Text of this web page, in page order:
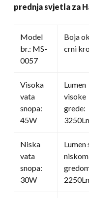
prednja svjetla za
Model
br.: MS-
0057
Boja
crni
Visoka
vata
snopa:
45W
Lumen
visoke
grede:
Niska
vata
snopa:
30W
Lumen
niskom